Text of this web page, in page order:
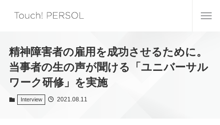
精神障害者の雇用を成功させるために。
当事者の生の声が聞ける「ユニバーサル
ワーク研修」を実施
Interview 2021.08.11